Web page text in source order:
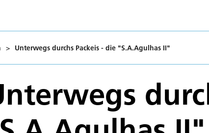
> Unterwegs durchs Packeis - die "S.A.Agulhas II"